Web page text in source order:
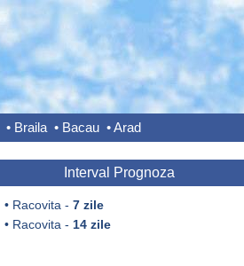
• Braila • Bacau •Arad
Interval Prognoza
• Racovita - 7 zile
• Racovita - 14 zile